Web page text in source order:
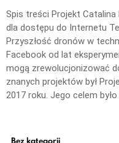
Spis treści Projekt
dla dostępu do Internetu
Przyszłość dronów w
Facebook od lat
mogą zrewolucjonizować
znanych projektów był
2017 roku. Jego celem
Bez kategorii